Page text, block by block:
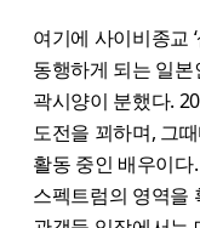
여기에 사이비종교
동행하게 되는 일본
곽시양이 분했다.
도전을 꾀하며, 그
활동 중인 배우이
스펙트럼의 영역을